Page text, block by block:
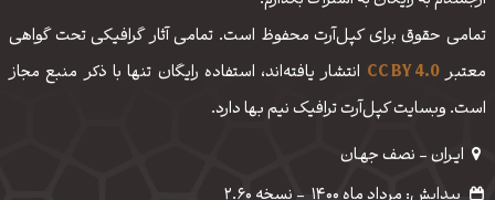
تمامی حقوق برای کپل‌آرت محفوظ است. تمامی آثار گرافیکی تحت گواهی
معتبرCC BY 4.0 انتشار یافته‌اند، استفاده رایگان تنها با ذکر منبع مجاز
است. وبسایت کپل‌آرت ترافیک نیم بها دارد.
ایـران - نصف جهـان